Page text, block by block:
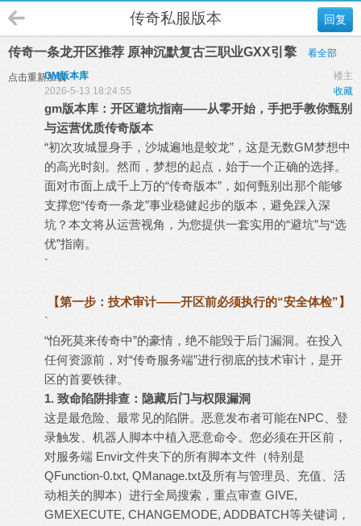
回复
传奇私服版本
传奇一条龙开区推荐 原神沉默复古三职业GXX引擎 看全部
点击重新加载 楼主
GM版本库
收藏
2026-5-13 18:24:55
gm版本库 ：开区避坑指南——从零开始，手把手教你甄别
与运营优质传奇版本
“初次攻城显身手，沙城遍地是蛟龙”，这是无数GM梦想中
的高光时刻。然而，梦想的起点，始于一个正确的选择。
面对市面上成千上万的“传奇版本”，如何甄别出那个能够
支撑您“传奇一条龙”事业稳健起步的版本，避免踩入深
坑？本文将从运营视角，为您提供一套实用的“避坑”与“选
优”指南。
`
【第一步：技术审计——开区前必须执行的“安全体检”】
`
“怕死莫来传奇中”的豪情，绝不能毁于后门漏洞。在投入
任何资源前，对“传奇服务端”进行彻底的技术审计，是开
区的首要铁律。
1. 致命陷阱排查：隐藏后门与权限漏洞
这是最危险、最常见的陷阱。恶意发布者可能在NPC、登
录触发、机器人脚本中植入恶意命令。您必须在开区前，
对服务端 Envir文件夹下的所有脚本文件（特别是
QFunction-0.txt, QManage.txt及所有与管理员、充值、活
动相关的脚本）进行全局搜索，重点审查 GIVE,
GMEXECUTE, CHANGEMODE, ADDBATCH等关键词，